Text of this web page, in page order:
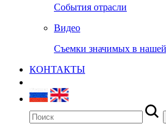
События отрасли
Видео
Съемки значимых в
КОНТАКТЫ